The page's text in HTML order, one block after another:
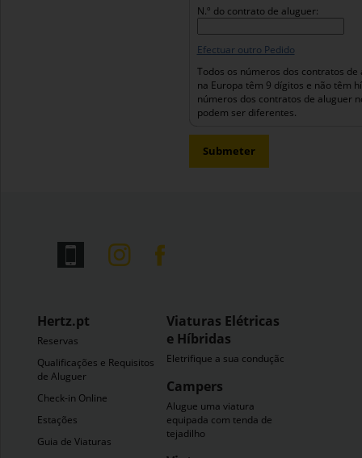
N.º do contrato de aluguer:
Efectuar outro Pedido
Todos os números dos contratos de
na Europa têm 9 dígitos e não têm
números dos contratos de aluguer
podem ser diferentes.
Submeter
Hertz.pt
Reservas
Qualificações e Requisitos
de Aluguer
Check-in Online
Estações
Guia de Viaturas
Viaturas Elétricas
e Híbridas
Eletrifique a sua condução
Campers
Alugue uma viatura
equipada com tenda de
tejadilho